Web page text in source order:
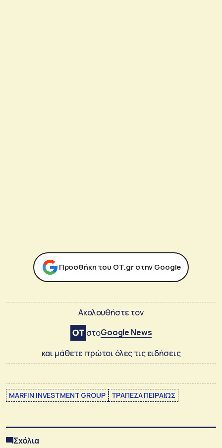
Προσθήκη του ΟΤ.gr στην Google
Ακολουθήστε τον
στοGoogle News
και μάθετε πρώτοι όλες τις ειδήσεις
MARFIN INVESTMENT GROUP ΤΡΑΠΕΖΑ ΠΕΙΡΑΙΩΣ
Σχόλια